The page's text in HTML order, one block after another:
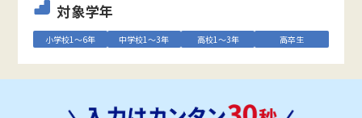
対象学年
小学校1～6年 中学校1～3年 高校1～3年 高卒生